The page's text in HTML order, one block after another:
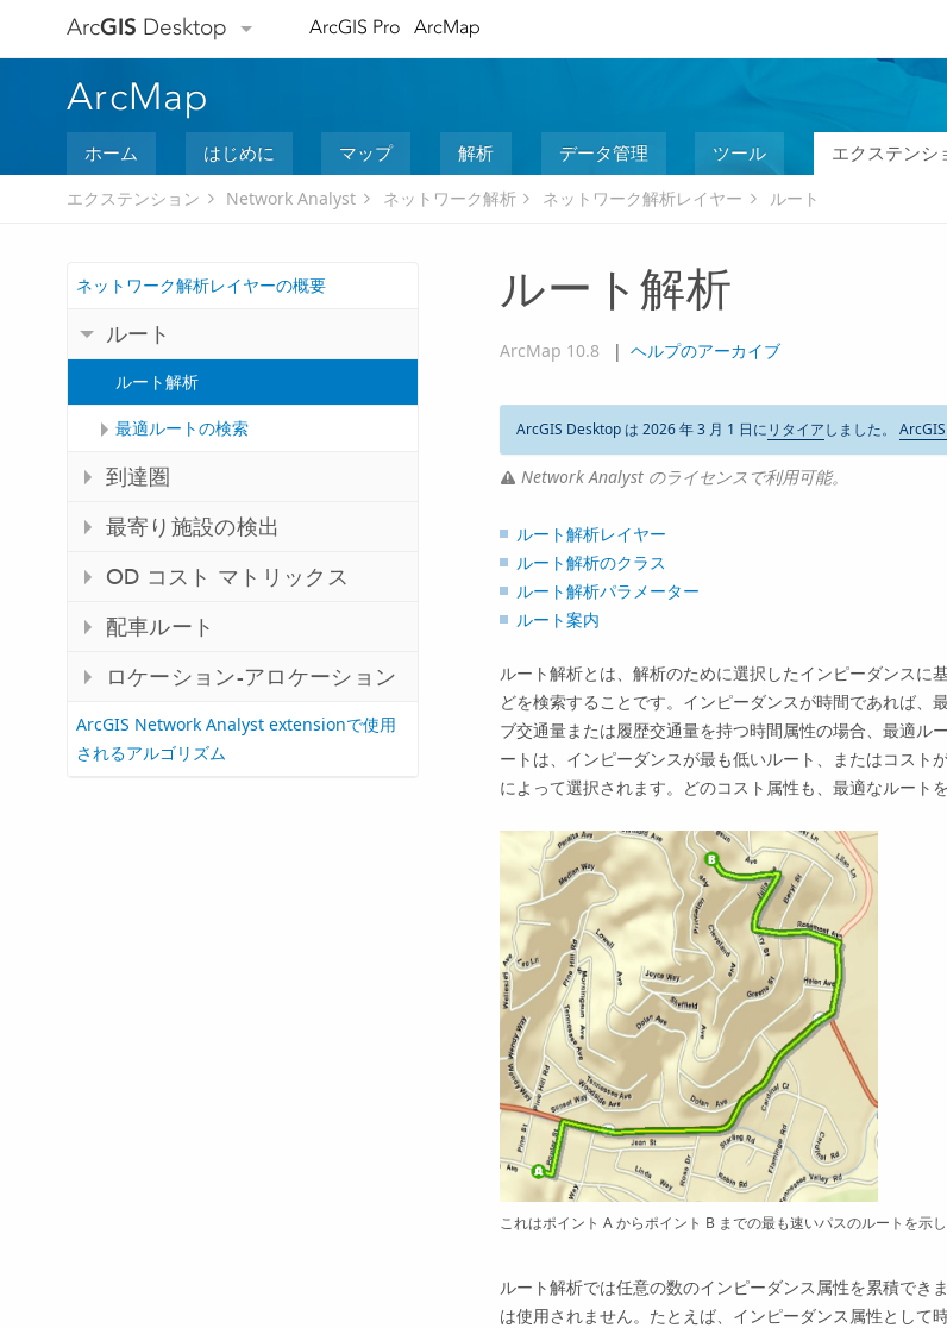
ArcGIS Desktop ArcGIS Pro ArcMap
ArcMap
ホーム はじめに マップ 解析 データ管理 ツール エクステンシ
エクステンション Network Analyst ネットワーク解析 ネットワーク解析レイヤー ルート
ネットワーク解析レイヤーの概要
ルート
ルート解析
最適ルートの検索
到達圏
最寄り施設の検出
OD コスト マトリックス
配車ルート
ロケーション-アロケーション
ArcGIS Network Analyst extensionで使用
されるアルゴリズム
ルート解析
ArcMap 10.8 | ヘルプのアーカイブ
ArcGIS Desktop は 2026 年 3 月 1 日にリタイアしました。
Network Analyst のライセンスで利用可能。
ルート解析レイヤー
ルート解析のクラス
ルート解析パラメーター
ルート案内
ルート解析とは、解析のために選択したインピーダンスに
どを検索することです。インピーダンスが時間であれば、
ブ交通量または履歴交通量を持つ時間属性の場合、最適
ートは、インピーダンスが最も低いルート、またはコスト
によって選択されます。どのコスト属性も、最適なルート
これはポイント A からポイント B までの最も速いパスのルートを示し
ルート解析では任意の数のインピーダンス属性を累積でき
は使用されません。たとえば、インピーダンス属性とし